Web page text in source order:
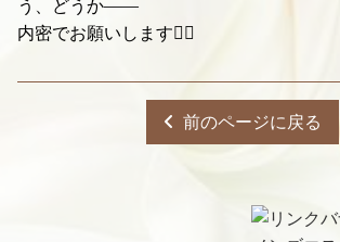
う、どうか——
内密でお願いします🙇‍♂️
前のページに戻る